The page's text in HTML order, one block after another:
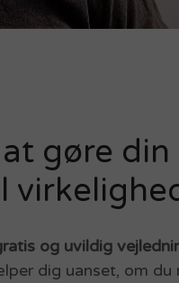
gøre din
og uvildig
dig uanset, om